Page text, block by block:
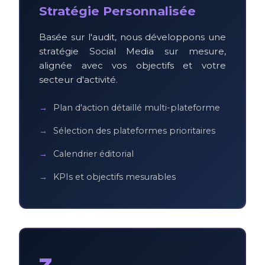
Stratégie Personnalisée
Basée sur l'audit, nous développons une
stratégie Social Media sur mesure,
alignée avec vos objectifs et votre
secteur d'activité.
Plan d'action détaillé multi-plateforme
Sélection des plateformes prioritaires
Calendrier éditorial
KPIs et objectifs mesurables